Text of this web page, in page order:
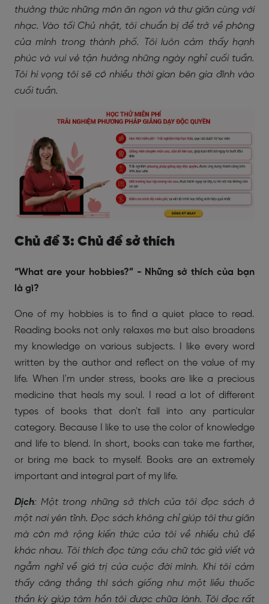
thưởng thức những món ăn ngon và thư giãn cùng với
nhạc. Vào tối Chủ nhật, tôi chuẩn bị để trở về phòng
của mình trong thành phố. Tôi luôn cảm thấy hạnh
phúc và vui vẻ tận hưởng những ngày nghỉ cuối tuần.
Tôi hi vọng tôi sẽ có nhiều thời gian bên gia đình vào
cuối tuần.
Chủ đề 3: Chủ đề sở thích
“What are your hobbies?” - Những sở thích của bạn
là gì?
One of my hobbies is to find a quiet place to read.
Reading books not only relaxes me but also broadens
my knowledge on various subjects. I like every word
written by the author and reflect on the value of my
life. When I'm under stress, books are like a precious
medicine that heals my soul. I read a lot of different
types of books that don't fall into any particular
category. Because I like to use the color of knowledge
and life to blend. In short, books can take me farther,
or bring me back to myself. Books are an extremely
important and integral part of my life.
Dịch: Một trong những sở thích của tôi đọc sách ở
một nơi yên tĩnh. Đọc sách không chỉ giúp tôi thư giãn
mà còn mở rộng kiến thức của tôi về nhiều chủ đề
khác nhau. Tôi thích đọc từng câu chữ tác giả viết và
ngẫm nghĩ về giá trị của cuộc đời mình. Khi tôi cảm
thấy căng thẳng thì sách giống như một liều thuốc
thần kỳ giúp tâm hồn tôi được chữa lành. Tôi đọc rất